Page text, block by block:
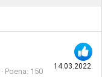
14.03.2022.
Poena 150